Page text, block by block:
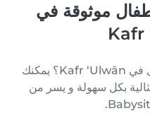
موثوقة في
Kafr
هل أنت بحاجة إلى جليسة أطفال في Kafr ‘Ulwān؟ يمكنك
بكل سهولة و يسر من